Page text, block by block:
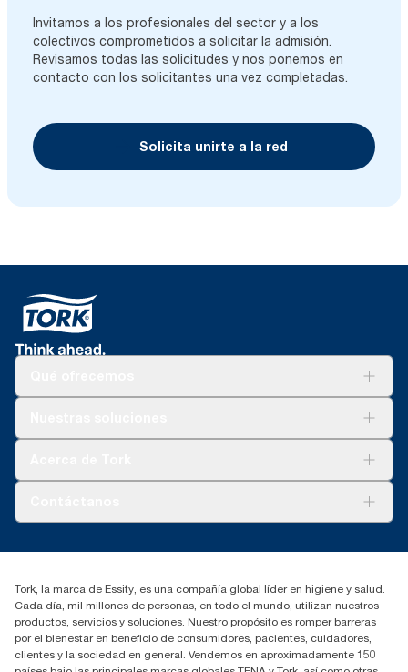
Invitamos a los profesionales del sector y a los
colectivos comprometidos a solicitar la admisión.
Revisamos todas las solicitudes y nos ponemos en
contacto con los solicitantes una vez completadas.
Solicita unirte a la red
91 657 84 00
Tork, la marca de Essity, es una compañía global líder en higiene y salud.
Cada día, mil millones de personas, en todo el mundo, utilizan nuestros
productos, servicios y soluciones. Nuestro propósito es romper barreras
por el bienestar en beneficio de consumidores, pacientes, cuidadores,
clientes y la sociedad en general. Vendemos en aproximadamente 150